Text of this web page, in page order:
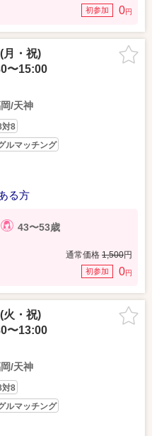
初参加 0円
月・祝)
〜15:00
/天神
対8
ルマッチング
る方
43〜53歳
通常価格 1,500円
初参加 0円
火・祝)
〜13:00
/天神
対8
ルマッチング